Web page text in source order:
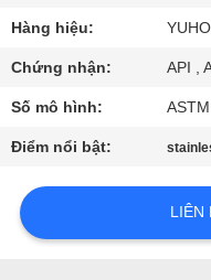
KIỂM
SOÁT
CHẤT
LƯỢNG
LIÊN
HỆ
Hàng hiệu:
Chứng nhận: API ,
Số mô hình:
Điểm nổi bật:
LIÊN